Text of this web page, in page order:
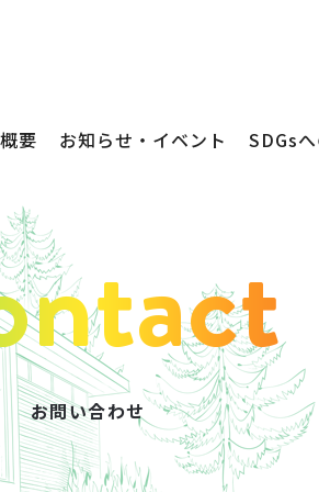
不動産売買
要 お知らせ・イベント SDGs
お問い合わせ